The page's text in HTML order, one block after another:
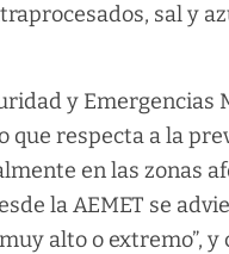
sal y
y Emergencias
respecta a la
en las zonas
la AEMET se
alto o extremo”,